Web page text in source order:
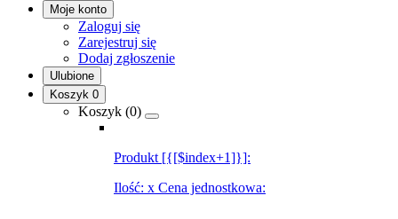
Moje konto
Zaloguj się
Zarejestruj się
Dodaj zgłoszenie
Ulubione
Koszyk 0
Koszyk (0)
Produkt [{[$index+1]}]:
Ilość: x Cena jednostkowa: